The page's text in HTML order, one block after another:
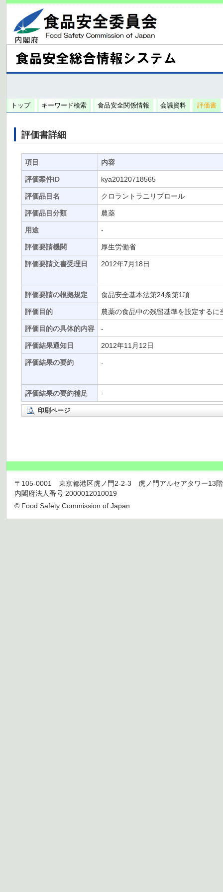
トップ キーワード検索 食品安全関係情報 会議資料 評価書
評価書詳細
項目 内容
評価案件ID kya20120718565
評価品目名 クロラントラニリプロール
評価品目分類 農薬
用途 -
評価要請機関 厚生労働省
評価要請文書受理日 2012年7月18日
評価要請の根拠規定 食品安全基本法第24条第1項
評価目的 農薬の食品中の残留基準を設定するに
評価目的の具体的内容 -
評価結果通知日 2012年11月12日
評価結果の要約 -
評価結果の要約補足 -
印刷ページ
〒105-0001 東京都港区虎ノ門2-2-3 虎ノ門アルセアタワー13
内閣府法人番号 2000012010019
© Food Safety Commission of Japan